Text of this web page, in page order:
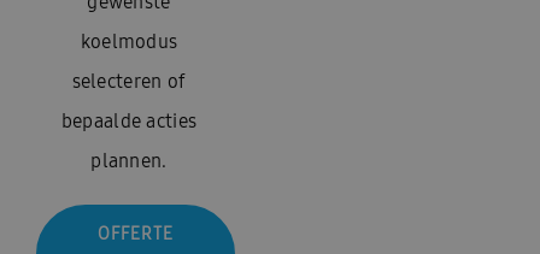
koelmodus
selecteren of
bepaalde acties
plannen.
OFFERTE